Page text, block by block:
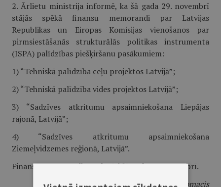
2. Ārlietu ministrija informē, ka šā gada 29. novembrī
stājās spēkā finansu memorandi par Latvijas
Republikas un Eiropas Komisijas vienošanos par
pirmsiestāšanās strukturālās politikas instrumenta
(ISPA) palīdzības piešķiršanu pasākumiem:
1) “Tehniskā palīdzība ceļu projektos Latvijā”;
2) “Tehniskā palīdzība vides projektos Latvijā”;
3) “Sadzīves atkritumu apsaimniekošana Liepājas
rajonā, Latvijā”;
4) “Sadzīves atkritumu apsaimniekošana
Ziemeļvidzemes reģionā, Latvijā”.
Finansu memorandi parakstīti šā gada 29. novembrī.
Juridiskā departamenta direktorsI.Upmacis